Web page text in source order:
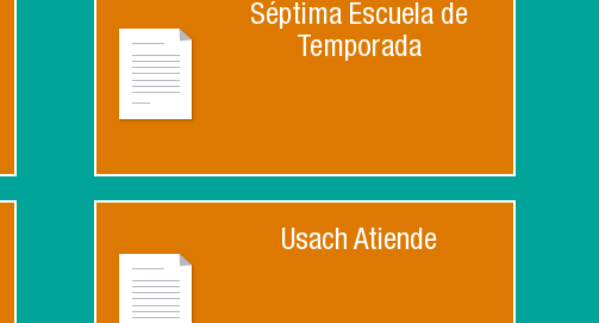
Séptima Escuela de
Temporada
Usach Atiende